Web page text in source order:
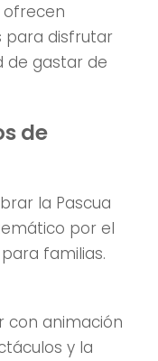
ofrecen
para disfrutar
de gastar de
de
la Pascua
por el
familias.
con animación
y la